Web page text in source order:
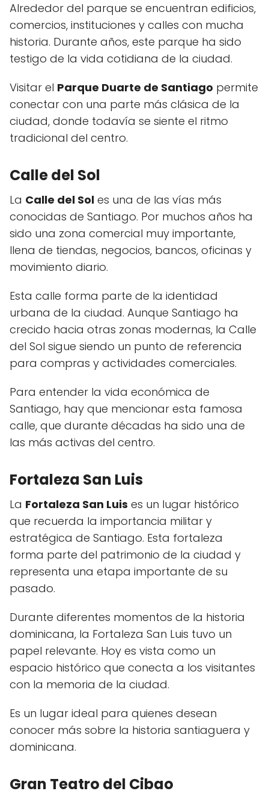
Alrededor del parque se encuentran edificios,
comercios, instituciones y calles con mucha
historia. Durante años, este parque ha sido
testigo de la vida cotidiana de la ciudad.
Visitar el Parque Duarte de Santiago permite
conectar con una parte más clásica de la
ciudad, donde todavía se siente el ritmo
tradicional del centro.
Calle del Sol
La Calle del Sol es una de las vías más
conocidas de Santiago. Por muchos años ha
sido una zona comercial muy importante,
llena de tiendas, negocios, bancos, oficinas y
movimiento diario.
Esta calle forma parte de la identidad
urbana de la ciudad. Aunque Santiago ha
crecido hacia otras zonas modernas, la Calle
del Sol sigue siendo un punto de referencia
para compras y actividades comerciales.
Para entender la vida económica de
Santiago, hay que mencionar esta famosa
calle, que durante décadas ha sido una de
las más activas del centro.
Fortaleza San Luis
La Fortaleza San Luis es un lugar histórico
que recuerda la importancia militar y
estratégica de Santiago. Esta fortaleza
forma parte del patrimonio de la ciudad y
representa una etapa importante de su
pasado.
Durante diferentes momentos de la historia
dominicana, la Fortaleza San Luis tuvo un
papel relevante. Hoy es vista como un
espacio histórico que conecta a los visitantes
con la memoria de la ciudad.
Es un lugar ideal para quienes desean
conocer más sobre la historia santiaguera y
dominicana.
Gran Teatro del Cibao